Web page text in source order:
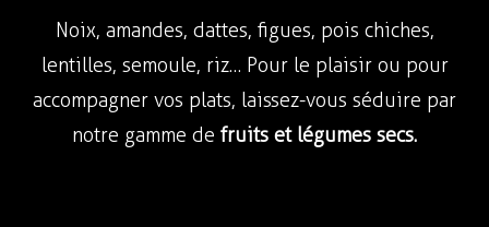
Noix, amandes, dattes, figues, pois chiches,
lentilles, semoule, riz… Pour le plaisir ou pour
accompagner vos plats, laissez-vous séduire par
notre gamme de fruits et légumes secs.